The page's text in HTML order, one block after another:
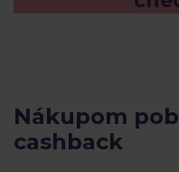
Nákupom
cashback